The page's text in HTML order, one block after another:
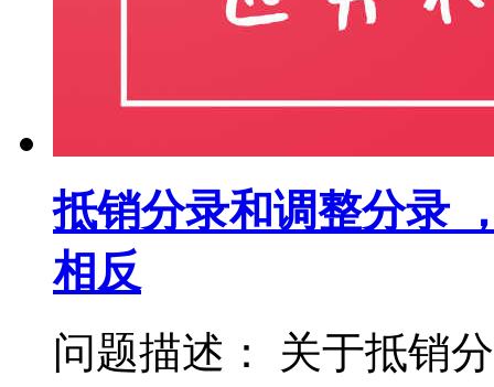
抵销分录和调整分录
相反
问题描述： 关于抵销